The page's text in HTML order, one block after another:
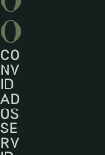
0
CO
NV
ID
AD
OS
SE
RV